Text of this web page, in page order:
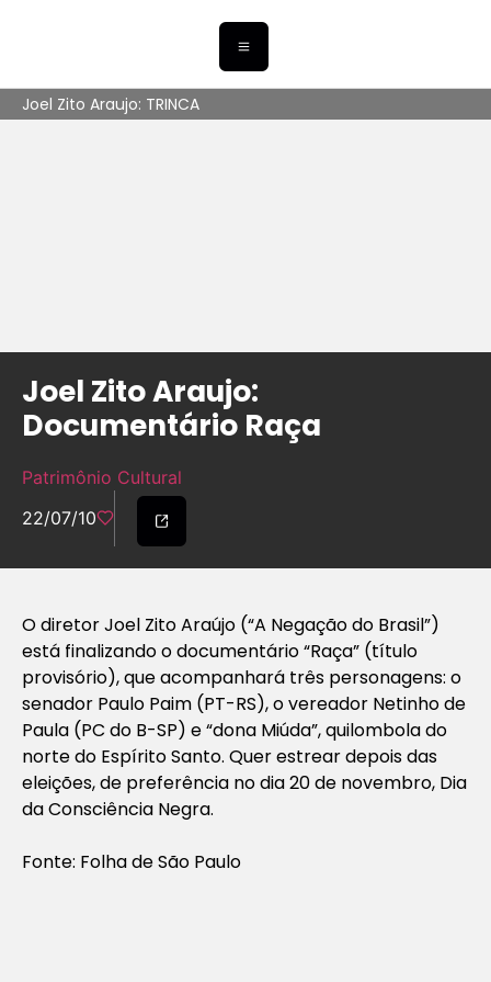
Joel Zito Araujo: TRINCA
Joel Zito Araujo:
Documentário Raça
Patrimônio Cultural
22/07/10
O diretor Joel Zito Araújo (“A Negação do Brasil”)
está finalizando o documentário “Raça” (título
provisório), que acompanhará três personagens: o
senador Paulo Paim (PT-RS), o vereador Netinho de
Paula (PC do B-SP) e “dona Miúda”, quilombola do
norte do Espírito Santo. Quer estrear depois das
eleições, de preferência no dia 20 de novembro, Dia
da Consciência Negra.
Fonte: Folha de São Paulo